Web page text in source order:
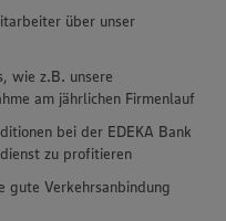
über unser
wie z.B. unsere
am jährlichen Firmenlauf
bei der EDEKA Bank
zu profitieren
gute Verkehrsanbindung